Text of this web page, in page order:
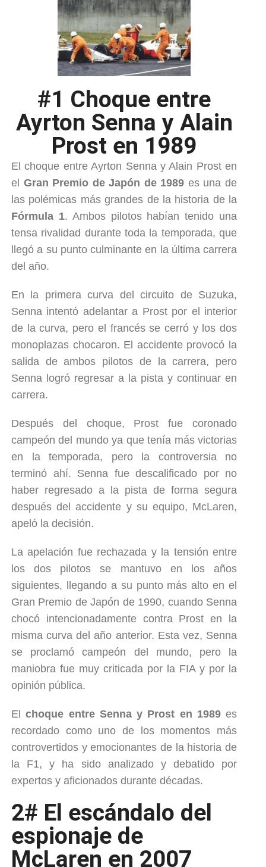
#1 Choque entre
Ayrton Senna y Alain
Prost en 1989
El choque entre Ayrton Senna y Alain Prost en
el Gran Premio de Japón de 1989 es una de
las polémicas más grandes de la historia de la
Fórmula 1. Ambos pilotos habían tenido una
tensa rivalidad durante toda la temporada, que
llegó a su punto culminante en la última carrera
del año.
En la primera curva del circuito de Suzuka,
Senna intentó adelantar a Prost por el interior
de la curva, pero el francés se cerró y los dos
monoplazas chocaron. El accidente provocó la
salida de ambos pilotos de la carrera, pero
Senna logró regresar a la pista y continuar en
carrera.
Después del choque, Prost fue coronado
campeón del mundo ya que tenía más victorias
en la temporada, pero la controversia no
terminó ahí. Senna fue descalificado por no
haber regresado a la pista de forma segura
después del accidente y su equipo, McLaren,
apeló la decisión.
La apelación fue rechazada y la tensión entre
los dos pilotos se mantuvo en los años
siguientes, llegando a su punto más alto en el
Gran Premio de Japón de 1990, cuando Senna
chocó intencionadamente contra Prost en la
misma curva del año anterior. Esta vez, Senna
se proclamó campeón del mundo, pero la
maniobra fue muy criticada por la FIA y por la
opinión pública.
El choque entre Senna y Prost en 1989es
recordado como uno de los momentos más
controvertidos y emocionantes de la historia de
la F1, y ha sido analizado y debatido por
expertos y aficionados durante décadas.
2# El escándalo del
espionaje de
McLaren en 2007